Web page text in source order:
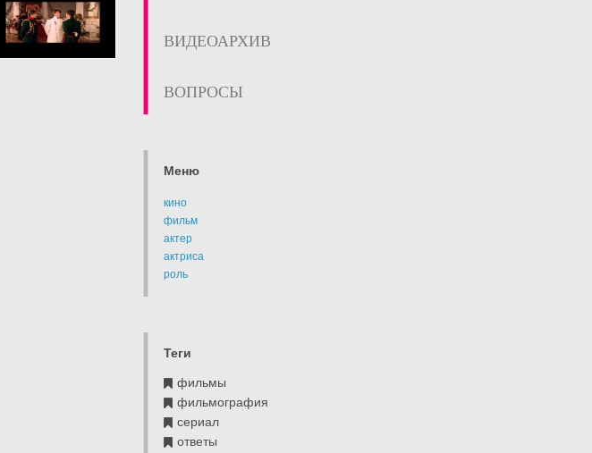
ВИДЕОАРХИВ
ВОПРОСЫ
Меню
кино
фильм
актер
актриса
роль
Теги
фильмы
фильмография
сериал
ответы